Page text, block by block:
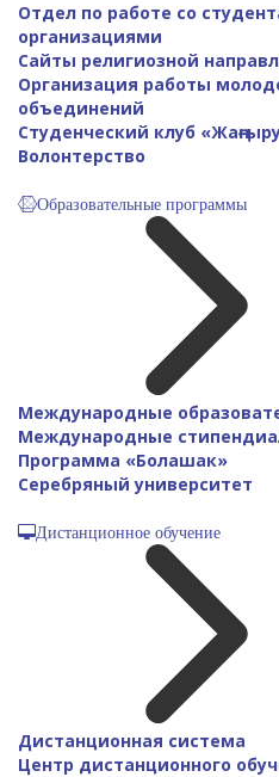
Отдел по работе со
организациями
Сайты религиозной
Организация работы
объединений
Студенческий клуб
Волонтерство
Образовательные программы
Международные
Международные
Программа «Болашак»
Серебряный университет
Дистанционное обучение
Дистанционная система
Центр дистанционного